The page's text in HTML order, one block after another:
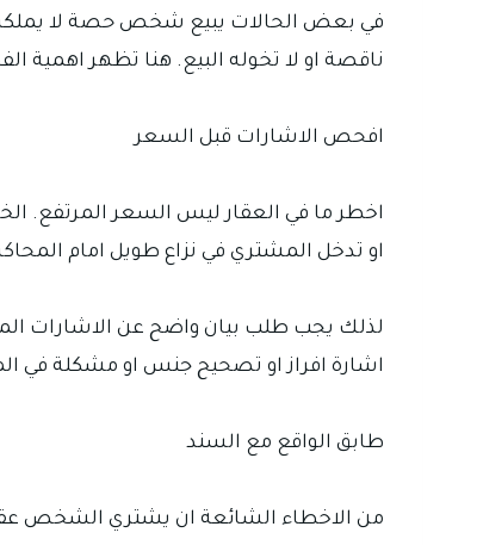
في بعض الحالات يبيع شخص حصة لا يملكها
ناقصة او لا تخوله البيع. هنا تظهر اهمية
افحص الاشارات قبل السعر
اخطر ما في العقار ليس السعر المرتفع.
او تدخل المشتري في نزاع طويل امام
لذلك يجب طلب بيان واضح عن الاشارات
اشارة افراز او تصحيح جنس او مشكلة في
طابق الواقع مع السند
من الاخطاء الشائعة ان يشتري الشخص